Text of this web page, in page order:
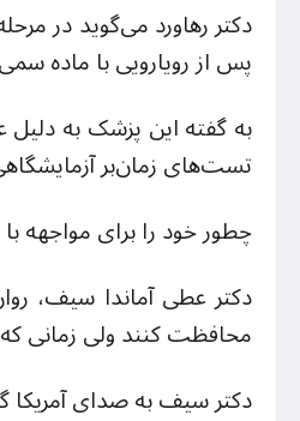
دکتر رهاورد می‌گوید در
پس از رویارویی با ماده
به گفته این پزشک به دلیل
تست‌های زمان‌بر
چطور خود را برای مواجهه
دکتر عطی آماندا سیف،
محافظت کنند ولی زمانی
دکتر سیف به صدای آمریکا